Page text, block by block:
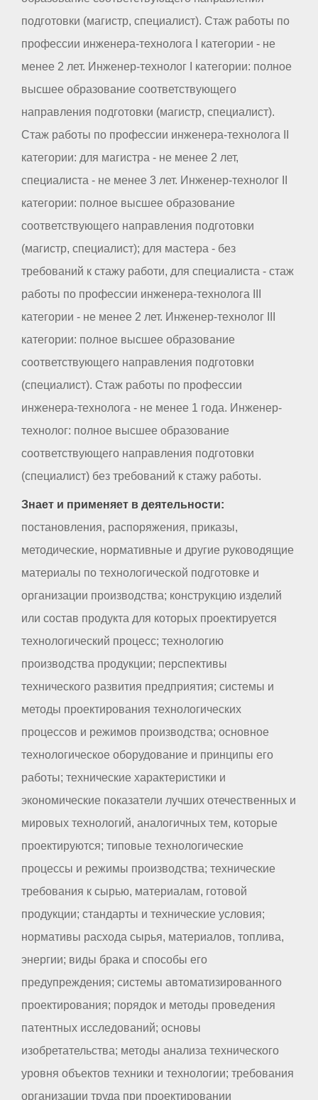
подготовки (магистр, специалист). Стаж работы по
профессии инженера-технолога I категории - не
менее 2 лет. Инженер-технолог I категории: полное
высшее образование соответствующего
направления подготовки (магистр, специалист).
Стаж работы по профессии инженера-технолога II
категории: для магистра - не менее 2 лет,
специалиста - не менее 3 лет. Инженер-технолог II
категории: полное высшее образование
соответствующего направления подготовки
(магистр, специалист); для мастера - без
требований к стажу работи, для специалиста - стаж
работы по профессии инженера-технолога III
категории - не менее 2 лет. Инженер-технолог III
категории: полное высшее образование
соответствующего направления подготовки
(специалист). Стаж работы по профессии
инженера-технолога - не менее 1 года. Инженер-
технолог: полное высшее образование
соответствующего направления подготовки
(специалист) без требований к стажу работы.
Знает и применяет в деятельности:
постановления, распоряжения, приказы,
методические, нормативные и другие руководящие
материалы по технологической подготовке и
организации производства; конструкцию изделий
или состав продукта для которых проектируется
технологический процесс; технологию
производства продукции; перспективы
технического развития предприятия; системы и
методы проектирования технологических
процессов и режимов производства; основное
технологическое оборудование и принципы его
работы; технические характеристики и
экономические показатели лучших отечественных и
мировых технологий, аналогичных тем, которые
проектируются; типовые технологические
процессы и режимы производства; технические
требования к сырью, материалам, готовой
продукции; стандарты и технические условия;
нормативы расхода сырья, материалов, топлива,
энергии; виды брака и способы его
предупреждения; системы автоматизированного
проектирования; порядок и методы проведения
патентных исследований; основы
изобретательства; методы анализа технического
уровня объектов техники и технологии; требования
организации труда при проектировании